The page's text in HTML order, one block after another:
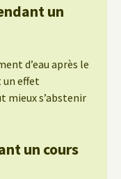
un
d’eau après le
un effet
mieux s’abstenir
un cours